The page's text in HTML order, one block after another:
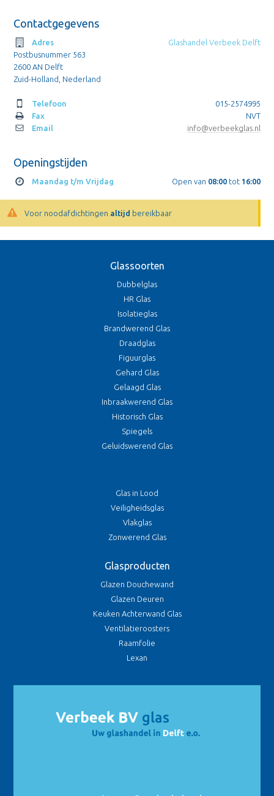
Contactgegevens
Adres
Glashandel Verbeek Delft
Postbusnummer 563
2600 AN Delft
Zuid-Holland, Nederland
Telefoon
015-2574995
Fax
NVT
Email
info@verbeekglas.nl
Openingstijden
Maandag t/m Vrijdag Open van 08:00 tot 16:00
Voor noodafdichtingen altijd bereikbaar
Glassoorten
Dubbelglas
HR Glas
Isolatieglas
Brandwerend Glas
Draadglas
Figuurglas
Gehard Glas
Gelaagd Glas
Inbraakwerend Glas
Historisch Glas
Spiegels
Geluidswerend Glas
Glas in Lood
Veiligheidsglas
Vlakglas
Zonwerend Glas
Glasproducten
Glazen Douchewand
Glazen Deuren
Keuken Achterwand Glas
Ventilatieroosters
Raamfolie
Lexan